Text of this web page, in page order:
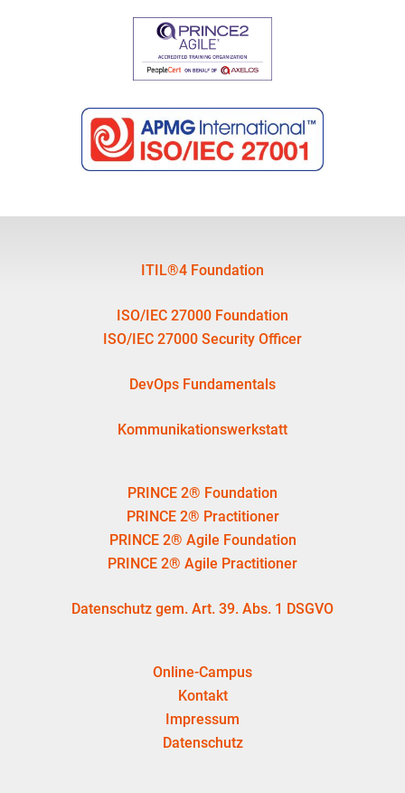
ITIL®4 Foundation
ISO/IEC 27000 Foundation
ISO/IEC 27000 Security Officer
DevOps Fundamentals
Kommunikationswerkstatt
PRINCE 2® Foundation
PRINCE 2® Practitioner
PRINCE 2® Agile Foundation
PRINCE 2® Agile Practitioner
Datenschutz gem. Art. 39. Abs. 1 DSGVO
Online-Campus
Kontakt
Impressum
Datenschutz